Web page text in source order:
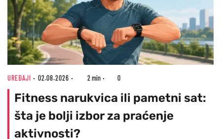
UREĐAJI 02.08.2026 2 min 0
Fitness narukvica ili pametni sat:
šta je bolji izbor za praćenje
aktivnosti?